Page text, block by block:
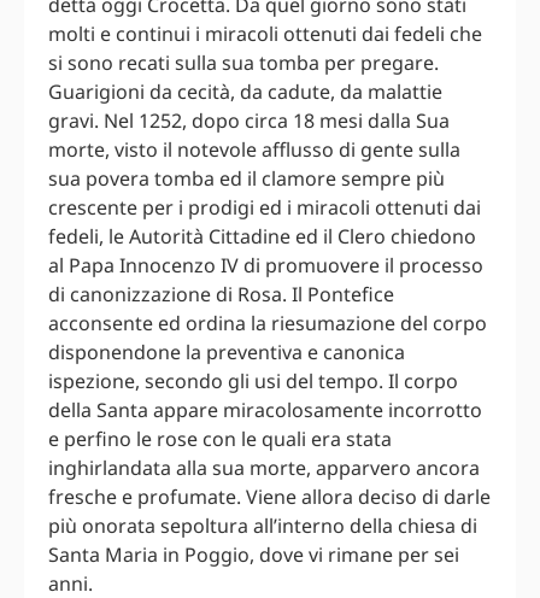
molti e continui i miracoli ottenuti dai fedeli che
si sono recati sulla sua tomba per pregare.
Guarigioni da cecità, da cadute, da malattie
gravi. Nel 1252, dopo circa 18 mesi dalla Sua
morte, visto il notevole afflusso di gente sulla
sua povera tomba ed il clamore sempre più
crescente per i prodigi ed i miracoli ottenuti dai
fedeli, le Autorità Cittadine ed il Clero chiedono
al Papa Innocenzo IV di promuovere il processo
di canonizzazione di Rosa. Il Pontefice
acconsente ed ordina la riesumazione del corpo
disponendone la preventiva e canonica
ispezione, secondo gli usi del tempo. Il corpo
della Santa appare miracolosamente incorrotto
e perfino le rose con le quali era stata
inghirlandata alla sua morte, apparvero ancora
fresche e profumate. Viene allora deciso di darle
più onorata sepoltura all’interno della chiesa di
Santa Maria in Poggio, dove vi rimane per sei
anni.